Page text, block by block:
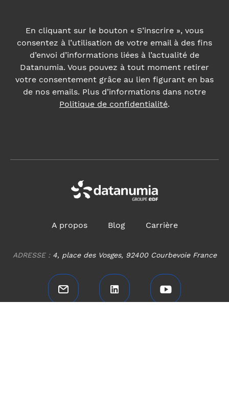
de nos emails. Plus d’informations dans notre
Politique de confidentialité.
4, place des Vosges, 92400 Courbevoie France
Nous contacter